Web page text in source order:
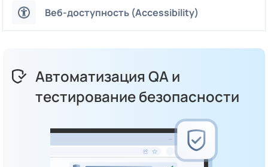
Веб-доступность (Accessibility)
Автоматизация QA и
тестирование безопасности